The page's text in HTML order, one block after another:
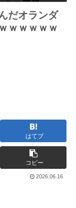
だオランダ
ｗｗｗｗｗ
はてブ
コピー
2026.06.16